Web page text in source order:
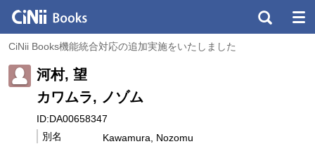
CiNii Books機能統合対応の追加実施をいたしました
河村, 望
カワムラ, ノゾム
ID:DA00658347
別名
Kawamura, Nozomu